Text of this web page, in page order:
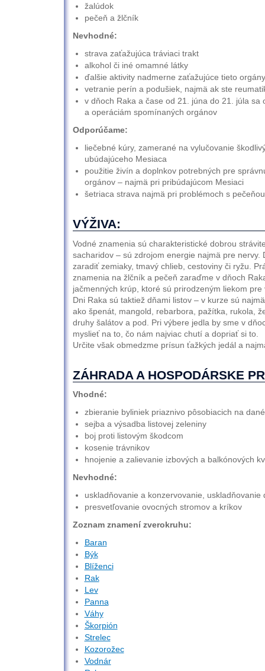
žalúdok
pečeň a žlčník
Nevhodné:
strava zaťažujúca tráviaci trakt
alkohol či iné omamné látky
ďalšie aktivity nadmerne zaťažujúce tieto orgány
vetranie perín a podušiek, najmä ak ste
v dňoch Raka a čase od 21. júna do 21. júla sa
a operáciám spomínaných orgánov
Odporúčame:
liečebné kúry, zamerané na vylučovanie
ubúdajúceho Mesiaca
použitie živín a doplnkov potrebných pre
orgánov – najmä pri pribúdajúcom Mesiaci
šetriaca strava najmä pri problémoch s
VÝŽIVA:
Vodné znamenia sú charakteristické dobrou
sacharidov – sú zdrojom energie najmä pre nervy.
zaradiť zemiaky, tmavý chlieb, cestoviny či ryžu.
znamenia na žlčník a pečeň zaraďme v dňoch
jačmenných krúp, ktoré sú prirodzeným liekom
Dni Raka sú taktiež dňami listov – v kurze sú
ako špenát, mangold, rebarbora, pažítka, rukola,
druhy šalátov a pod. Pri výbere jedla by sme v
myslieť na to, čo nám najviac chutí a dopriať si to.
Určite však obmedzme prísun ťažkých jedál a
ZÁHRADA A HOSPODÁRSKE
Vhodné:
zbieranie byliniek priaznivo pôsobiacich na
sejba a výsadba listovej zeleniny
boj proti listovým škodcom
kosenie trávnikov
hnojenie a zalievanie izbových a balkónových
Nevhodné:
uskladňovanie a konzervovanie, uskladňovanie
presvetľovanie ovocných stromov a kríkov
Zoznam znamení zverokruhu:
Baran
Býk
Blíženci
Rak
Lev
Panna
Váhy
Škorpión
Strelec
Kozorožec
Vodnár